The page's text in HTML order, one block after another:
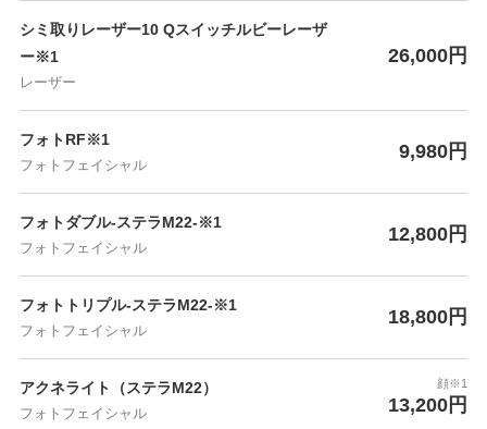
シミ取りレーザー10 Qスイッチルビーレーザ
ー※1
レーザー
26,000円
フォトRF※1
フォトフェイシャル
9,980円
フォトダブル-ステラM22-※1
フォトフェイシャル
12,800円
フォトトリプル-ステラM22-※1
フォトフェイシャル
18,800円
アクネライト（ステラM22）
フォトフェイシャル
顔※1
13,200円